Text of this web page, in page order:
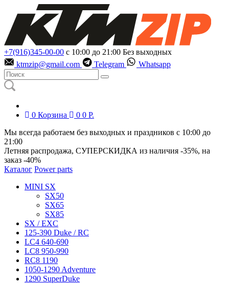
+7(916)345-00-00 с 10:00 до 21:00 Без выходных
ktmzip@gmail.com
Telegram Whatsapp
0 Корзина 0 0 Р.
Мы всегда работаем без выходных и праздников с 10:00 до
21:00
Летняя распродажа, СУПЕРСКИДКА из наличия -35%, на
заказ -40%
Каталог Power parts
MINI SX
SX50
SX65
SX85
SX / EXC
125-390 Duke / RC
LC4 640-690
LC8 950-990
RC8 1190
1050-1290 Adventure
1290 SuperDuke